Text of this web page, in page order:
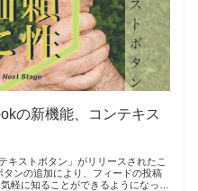
の新機能、コンテキス
キストボタン」がリリースされたこ
ンの追加により、フィードの投稿
軽に知ることができるようになっ…